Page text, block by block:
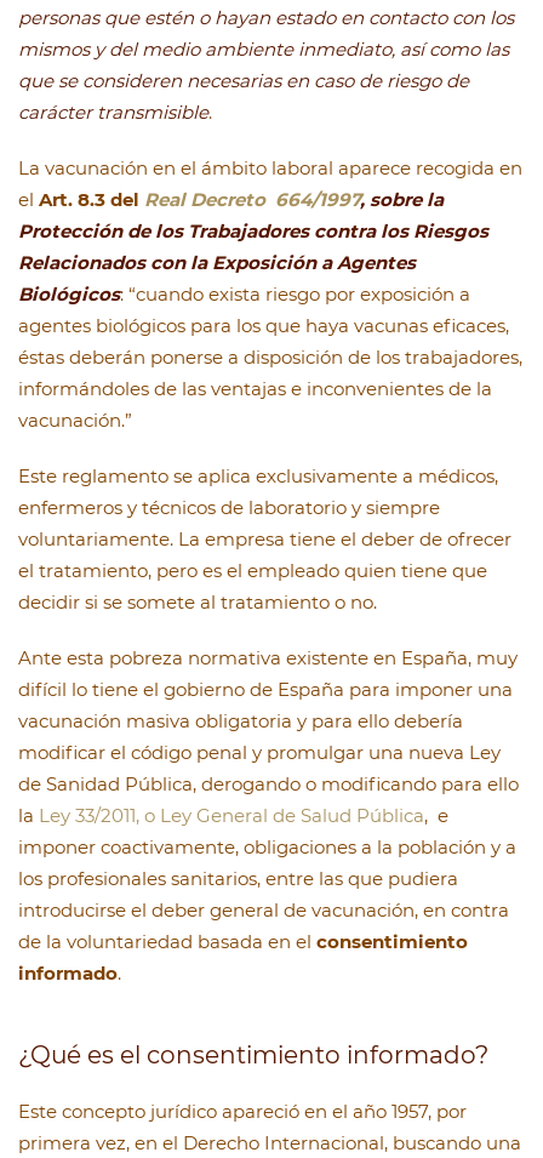
personas que estén o hayan estado en contacto con los
mismos y del medio ambiente inmediato, así como las
que se consideren necesarias en caso de riesgo de
carácter transmisible.
La vacunación en el ámbito laboral aparece recogida en
el Art. 8.3 del Real Decreto 664/1997, sobre la
Protección de los Trabajadores contra los Riesgos
Relacionados con la Exposición a Agentes
Biológicos: “cuando exista riesgo por exposición a
agentes biológicos para los que haya vacunas eficaces,
éstas deberán ponerse a disposición de los trabajadores,
informándoles de las ventajas e inconvenientes de la
vacunación.”
Este reglamento se aplica exclusivamente a médicos,
enfermeros y técnicos de laboratorio y siempre
voluntariamente. La empresa tiene el deber de ofrecer
el tratamiento, pero es el empleado quien tiene que
decidir si se somete al tratamiento o no.
Ante esta pobreza normativa existente en España, muy
difícil lo tiene el gobierno de España para imponer una
vacunación masiva obligatoria y para ello debería
modificar el código penal y promulgar una nueva Ley
de Sanidad Pública, derogando o modificando para ello
la Ley 33/2011, o Ley General de Salud Pública, e
imponer coactivamente, obligaciones a la población y a
los profesionales sanitarios, entre las que pudiera
introducirse el deber general de vacunación, en contra
de la voluntariedad basada en el consentimiento
informado.
¿Qué es el consentimiento informado?
Este concepto jurídico apareció en el año 1957, por
primera vez, en el Derecho Internacional, buscando una